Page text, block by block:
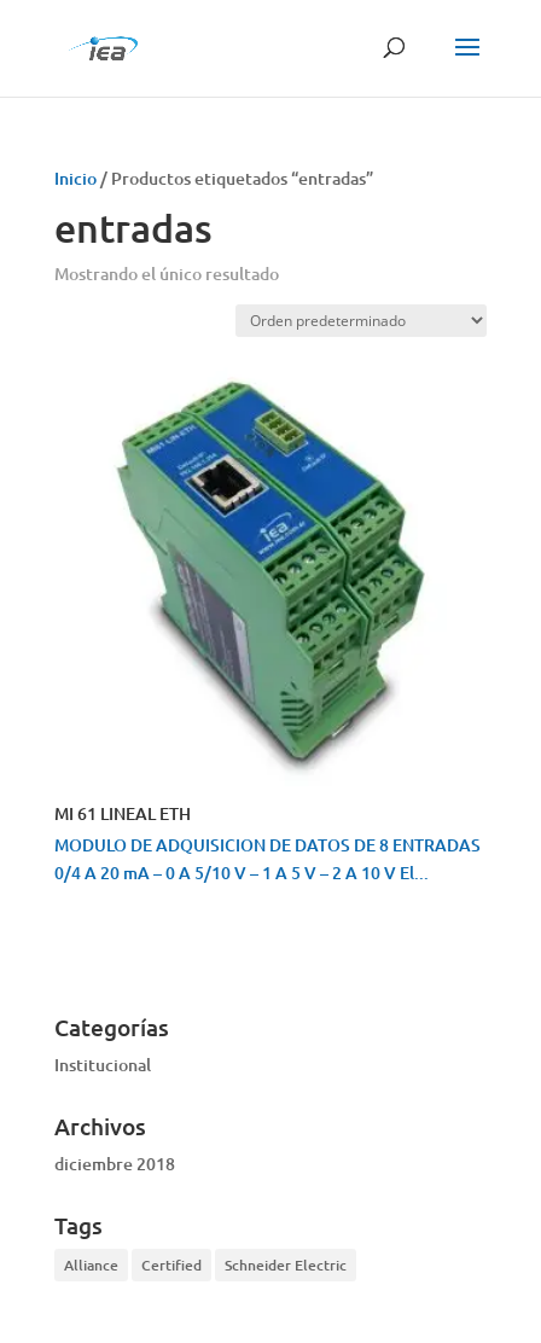
Inicio/ Productos etiquetados “entradas”
entradas
Mostrando el único resultado
MI 61 LINEAL ETH
MODULO DE ADQUISICION DE DATOS DE 8 ENTRADAS
0/4 A 20 mA – 0 A 5/10 V – 1 A 5 V – 2 A 10 V El...
Categorías
Institucional
Archivos
diciembre 2018
Tags
Alliance Certified Schneider Electric